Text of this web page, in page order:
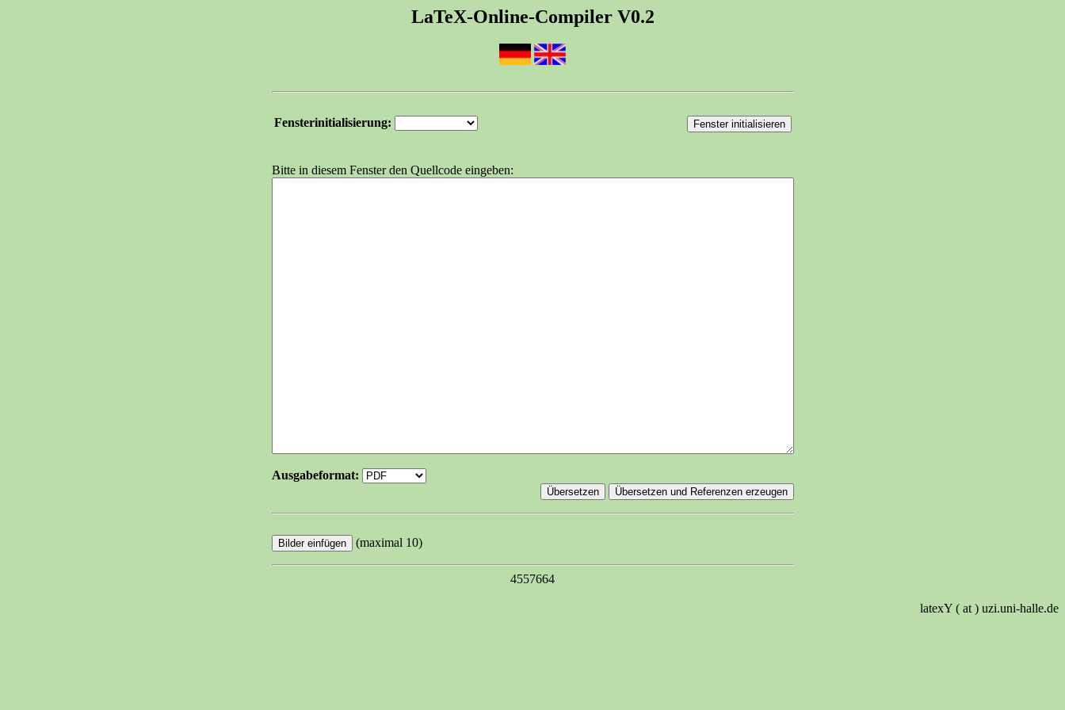
LaTeX-Online-Compiler V0.2
Fensterinitialisierung:
Bitte in diesem Fenster den Quellcode eingeben:
Ausgabeformat:
(maximal 10)
4557664
latexY ( at ) uzi.uni-halle.de